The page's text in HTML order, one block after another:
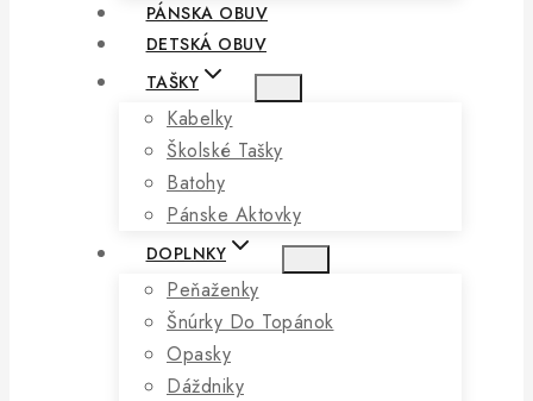
PÁNSKA OBUV
DETSKÁ OBUV
TAŠKY
Kabelky
Školské Tašky
Batohy
Pánske Aktovky
DOPLNKY
Peňaženky
Šnúrky Do Topánok
Opasky
Dáždniky